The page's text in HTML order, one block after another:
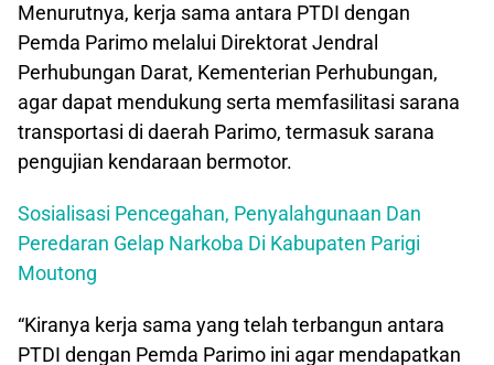
Menurutnya, kerja sama antara PTDI dengan
Pemda Parimo melalui Direktorat Jendral
Perhubungan Darat, Kementerian Perhubungan,
agar dapat mendukung serta memfasilitasi sarana
transportasi di daerah Parimo, termasuk sarana
pengujian kendaraan bermotor.
Sosialisasi Pencegahan, Penyalahgunaan Dan
Peredaran Gelap Narkoba Di Kabupaten Parigi
Moutong
“Kiranya kerja sama yang telah terbangun antara
PTDI dengan Pemda Parimo ini agar mendapatkan